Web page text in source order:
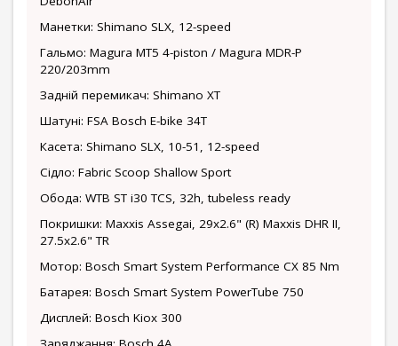
Манетки: Shimano SLX, 12-speed
Гальмо: Magura MT5 4-piston / Magura MDR-P
220/203mm
Задній перемикач: Shimano XT
Шатуні: FSA Bosch E-bike 34T
Касета: Shimano SLX, 10-51, 12-speed
Сідло: Fabric Scoop Shallow Sport
Обода: WTB ST i30 TCS, 32h, tubeless ready
Покришки: Maxxis Assegai, 29x2.6" (R) Maxxis DHR II,
27.5x2.6" TR
Мотор: Bosch Smart System Performance CX 85 Nm
Батарея: Bosch Smart System PowerTube 750
Дисплей: Bosch Kiox 300